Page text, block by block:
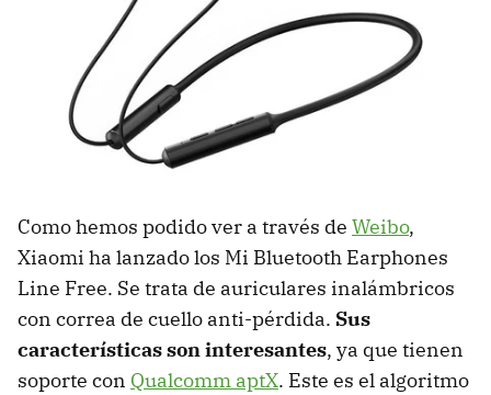
Como hemos podido ver a través de Weibo,
Xiaomi ha lanzado los Mi Bluetooth Earphones
Line Free. Se trata de auriculares inalámbricos
con correa de cuello anti-pérdida. Sus
características son interesantes, ya que tienen
soporte con Qualcomm aptX. Este es el algoritmo